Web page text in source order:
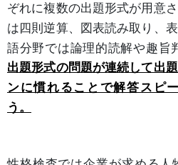
ぞれに複数の出題形式が用意
は四則逆算、図表読み取り、
語分野では論理的読解や趣旨
出題形式の問題が連続して出
ンに慣れることで解答スピ
う。